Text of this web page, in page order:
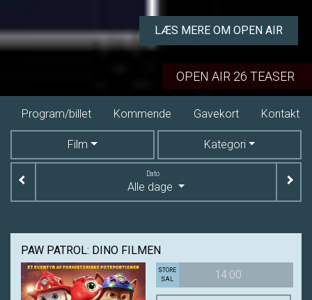
OPEN AIR 26 TEASER
LÆS MERE OM OPEN AIR
Kommende Gavekort Kontakt Dine billetter
Film Kategori
Dato
Alle dage
PAW PATROL: DINO FILMEN
STORE
SAL
14:00